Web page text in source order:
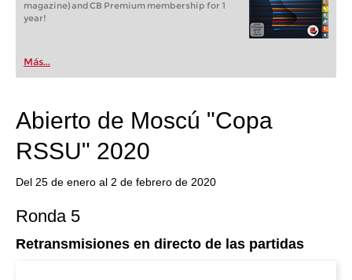
magazine) and CB Premium membership for 1
year!
Más...
Abierto de Moscú "Copa
RSSU" 2020
Del 25 de enero al 2 de febrero de 2020
Ronda 5
Retransmisiones en directo de las partidas